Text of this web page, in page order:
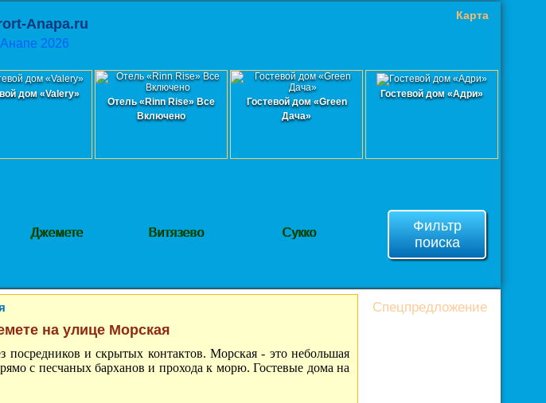
Спецпредложение
Карта
Anapa.ru
2026
дом «Valery»
Отель «Rinn Rise» Все
Включено
Гостевой дом «Green
Дача»
Гостевой дом «Адри»
Джемете Витязево Сукко
Фильтр
поиска
на улице Морская
и скрытых контактов. Морская - это небольшая
с песчаных барханов и прохода к морю. Гостевые дома на